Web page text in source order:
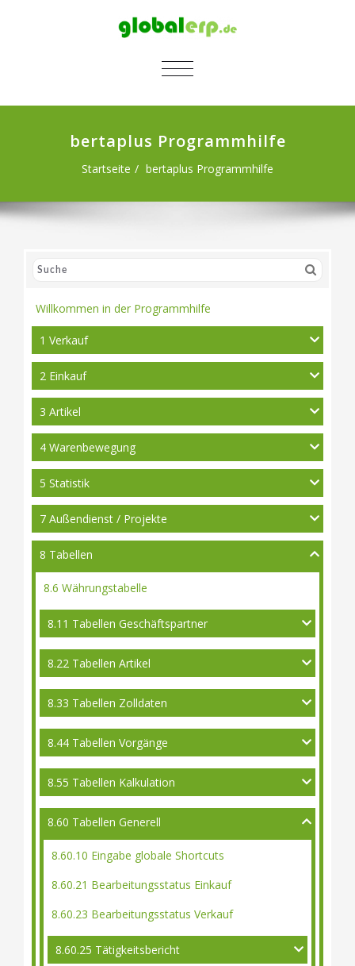
SCHALTE NAVIGATION
bertaplus Programmhilfe
Startseite bertaplus Programmhilfe
Willkommen in der Programmhilfe
1 Verkauf
2 Einkauf
3 Artikel
4 Warenbewegung
5 Statistik
7 Außendienst / Projekte
8 Tabellen
8.6 Währungstabelle
8.11 Tabellen Geschäftspartner
8.22 Tabellen Artikel
8.33 Tabellen Zolldaten
8.44 Tabellen Vorgänge
8.55 Tabellen Kalkulation
8.60 Tabellen Generell
8.60.10 Eingabe globale Shortcuts
8.60.21 Bearbeitungsstatus Einkauf
8.60.23 Bearbeitungsstatus Verkauf
8.60.25 Tätigkeitsbericht